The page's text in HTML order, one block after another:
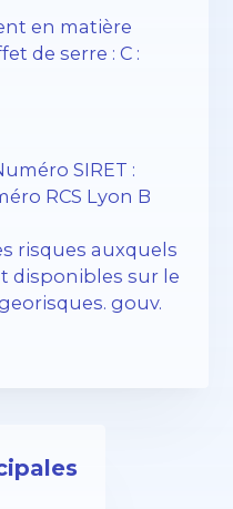
en matière
de serre : C :
SIRET :
RCS Lyon B
risques auxquels
disponibles sur le
gouv.